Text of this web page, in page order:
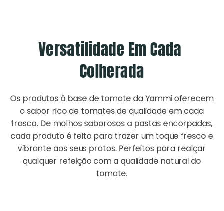
Versatilidade Em Cada
Colherada
Os produtos à base de tomate da Yammi oferecem
o sabor rico de tomates de qualidade em cada
frasco. De molhos saborosos a pastas encorpadas,
cada produto é feito para trazer um toque fresco e
vibrante aos seus pratos. Perfeitos para realçar
qualquer refeição com a qualidade natural do
tomate.